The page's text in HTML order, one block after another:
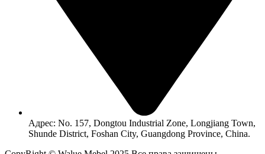
Адрес: No. 157, Dongtou Industrial Zone, Longjiang Town,
Shunde District, Foshan City, Guangdong Province, China.